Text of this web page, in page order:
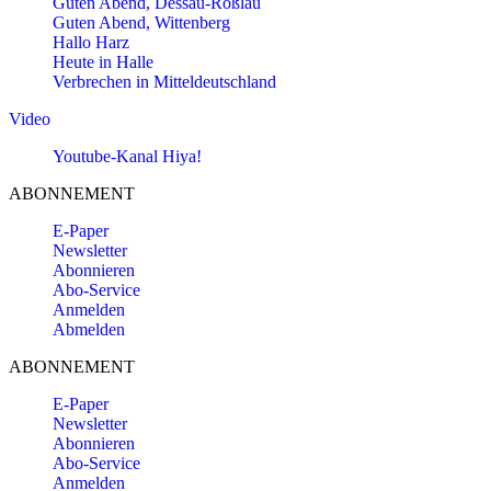
Guten Abend, Wittenberg
Hallo Harz
Heute in Halle
Verbrechen in Mitteldeutschland
Video
Youtube-Kanal Hiya!
ABONNEMENT
E-Paper
Newsletter
Abonnieren
Abo-Service
Anmelden
Abmelden
ABONNEMENT
E-Paper
Newsletter
Abonnieren
Abo-Service
Anmelden